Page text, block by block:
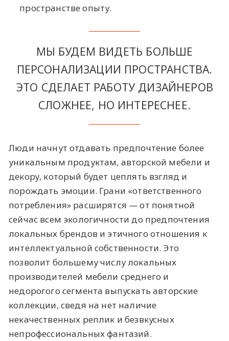
пространстве опыту.
МЫ БУДЕМ ВИДЕТЬ БОЛЬШЕ
ПЕРСОНАЛИЗАЦИИ ПРОСТРАНСТВА.
ЭТО СДЕЛАЕТ РАБОТУ ДИЗАЙНЕРОВ
СЛОЖНЕЕ, НО ИНТЕРЕСНЕЕ.
Люди начнут отдавать предпочтение более
уникальным продуктам, авторской мебели и
декору, который будет цеплять взгляд и
порождать эмоции. Грани «ответственного
потребления» расширятся — от понятной
сейчас всем экологичности до предпочтения
локальных брендов и этичного отношения к
интеллектуальной собственности. Это
позволит большему числу локальных
производителей мебели среднего и
недорогого сегмента выпускать авторские
коллекции, сведя на нет наличие
некачественных реплик и безвкусных
непрофессиональных фантазий.